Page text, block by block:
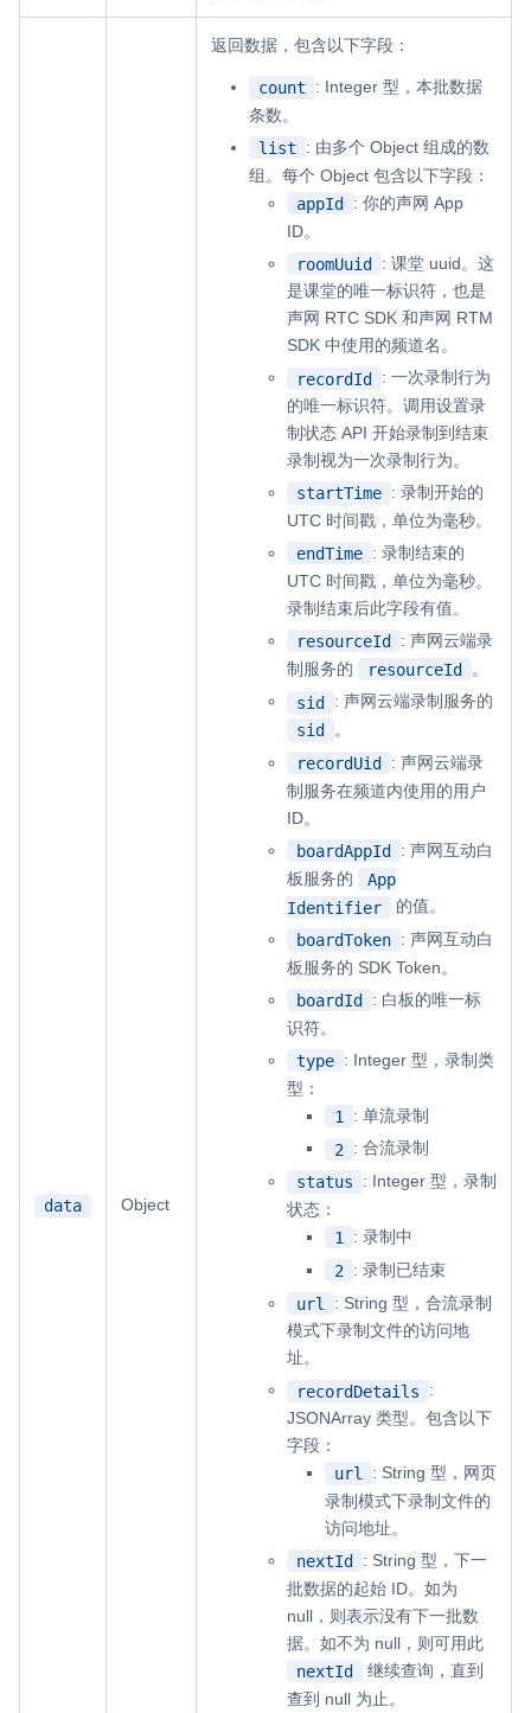
data Object
返回数据，包含以下字段：
count
: Integer 型，本批数据
条数。
list
: 由多个 Object 组成的数
组。每个 Object 包含以下字段：
appId
: 你的声网 App
ID。
roomUuid : 课堂 uuid。这
是课堂的唯一标识符，也是
声网 RTC SDK 和声网 RTM
SDK 中使用的频道名。
recordId : 一次录制行为
的唯一标识符。调用设置录
制状态 API 开始录制到结束
录制视为一次录制行为。
startTime : 录制开始的
UTC 时间戳，单位为毫秒。
endTime : 录制结束的
UTC 时间戳，单位为毫秒。
录制结束后此字段有值。
resourceId
: 声网云端录
制服务的
resourceId
。
sid : 声网云端录制服务的
sid
。
recordUid
: 声网云端录
制服务在频道内使用的用户
ID。
boardAppId
: 声网互动白
板服务的
App
Identifier
的值。
boardToken : 声网互动白
板服务的 SDK Token。
boardId
: 白板的唯一标
识符。
type : Integer 型，录制类
型：
1
: 单流录制
2
: 合流录制
status
: Integer 型，录制
状态：
1
: 录制中
2
: 录制已结束
url
: String 型，合流录制
模式下录制文件的访问地
址。
recordDetails
:
JSONArray 类型。包含以下
字段：
url
: String 型，网页
录制模式下录制文件的
访问地址。
nextId
: String 型，下一
批数据的起始 ID。如为
null，则表示没有下一批数
据。如不为 null，则可用此
nextId
继续查询，直到
查到 null 为止。